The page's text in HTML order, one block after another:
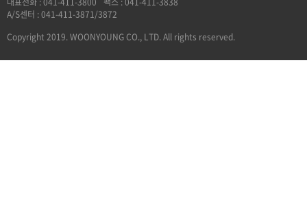
A/S센터 : 041-411-3871/3872
Copyright 2019. WOONYOUNG CO., LTD. All rights reserved.